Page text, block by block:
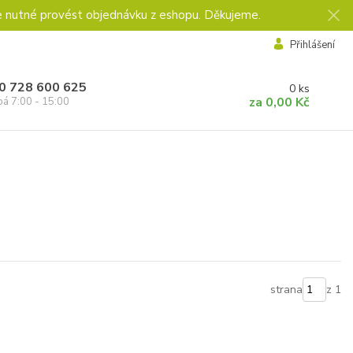
provést objednávku z eshopu. Děkujeme.
Přihlášení
728 600 625
7:00 - 15:00
0 ks
za 0,00 Kč
strana z 1